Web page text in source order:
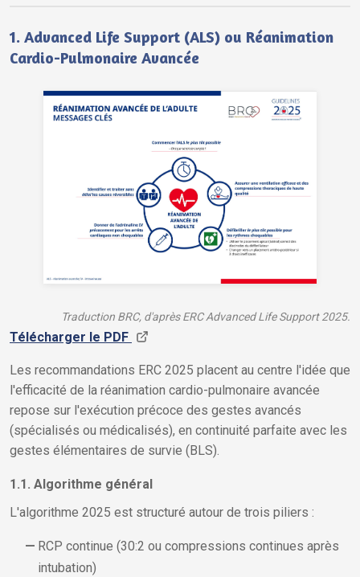
1. Advanced Life Support (ALS) ou Réanimation
Cardio-Pulmonaire Avancée
Traduction BRC, d'après ERC Advanced Life Support 2025.
Télécharger le PDF
Les recommandations ERC 2025 placent au centre l'idée que
l'efficacité de la réanimation cardio-pulmonaire avancée
repose sur l'exécution précoce des gestes avancés
(spécialisés ou médicalisés), en continuité parfaite avec les
gestes élémentaires de survie (BLS).
1.1. Algorithme général
L'algorithme 2025 est structuré autour de trois piliers :
RCP continue (30:2 ou compressions continues après
intubation)